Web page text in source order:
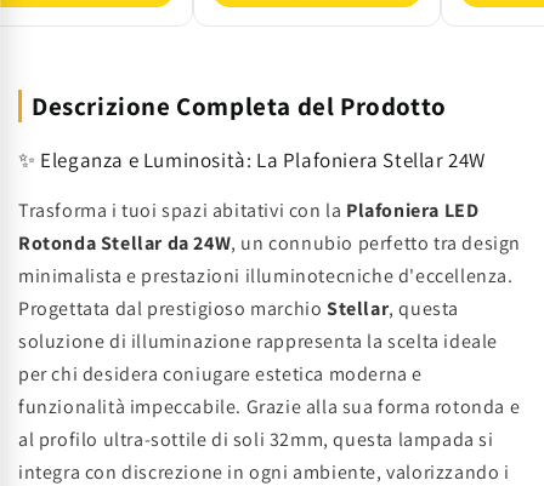
Descrizione Completa del Prodotto
✨ Eleganza e Luminosità: La Plafoniera Stellar 24W
Trasforma i tuoi spazi abitativi con la Plafoniera LED
Rotonda Stellar da 24W, un connubio perfetto tra design
minimalista e prestazioni illuminotecniche d'eccellenza.
Progettata dal prestigioso marchioStellar, questa
soluzione di illuminazione rappresenta la scelta ideale
per chi desidera coniugare estetica moderna e
funzionalità impeccabile. Grazie alla sua forma rotonda e
al profilo ultra-sottile di soli 32mm, questa lampada si
integra con discrezione in ogni ambiente, valorizzando i